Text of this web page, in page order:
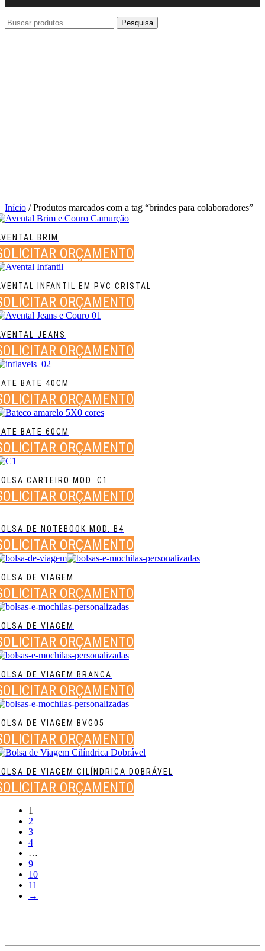
Início / Produtos marcados com a tag “brindes para colaboradores”
BRIM
ORÇAMENTO
INFANTIL EM PVC CRISTAL
ORÇAMENTO
JEANS
ORÇAMENTO
BATE 40CM
ORÇAMENTO
BATE 60CM
ORÇAMENTO
CARTEIRO MOD. C1
ORÇAMENTO
DE NOTEBOOK MOD. B4
ORÇAMENTO
DE VIAGEM
ORÇAMENTO
DE VIAGEM
ORÇAMENTO
DE VIAGEM BRANCA
ORÇAMENTO
DE VIAGEM BVG05
ORÇAMENTO
DE VIAGEM CILÍNDRICA DOBRÁVEL
ORÇAMENTO
1
2
3
4
…
9
10
11
→